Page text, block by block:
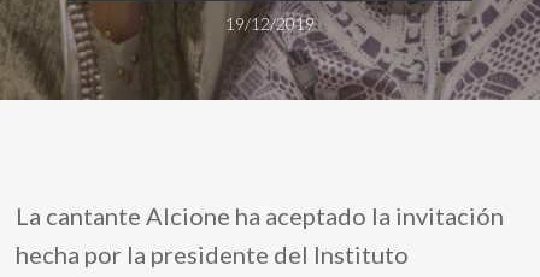
19/12/2019
La cantante Alcione ha aceptado la invitación
hecha por la presidente del Instituto